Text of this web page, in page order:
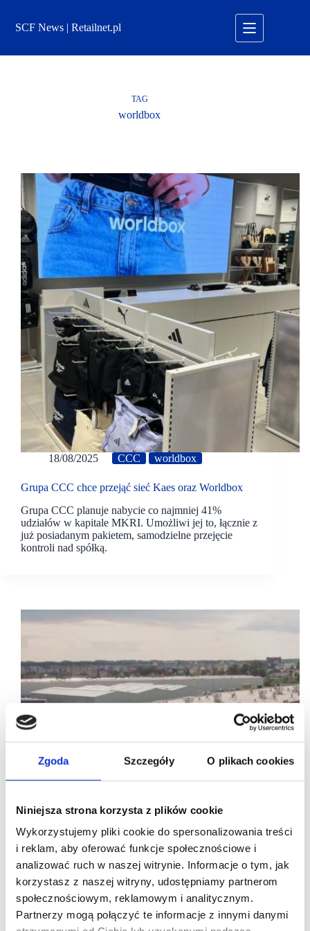
Zgoda Szczegóły O plikach cookies
Niniejsza strona korzysta z plików cookie
Wykorzystujemy pliki cookie do spersonalizowania treści
i reklam, aby oferować funkcje społecznościowe i
analizować ruch w naszej witrynie. Informacje o tym, jak
korzystasz z naszej witryny, udostępniamy partnerom
społecznościowym, reklamowym i analitycznym.
Partnerzy mogą połączyć te informacje z innymi danymi
treściSCF News | Retailnet.pl
TAG
worldbox
18/08/2025 CCC worldbox
Grupa CCC chce przejąć sieć Kaes oraz Worldbox
Grupa CCC planuje nabycie co najmniej 41%
udziałów w kapitale MKRI. Umożliwi jej to, łącznie z
już posiadanym pakietem, samodzielne przejęcie
kontroli nad spółką.
04/07/2025 worldbox Karuzela Ełk
Worldbox z nowym salonem w Karuzeli Ełk